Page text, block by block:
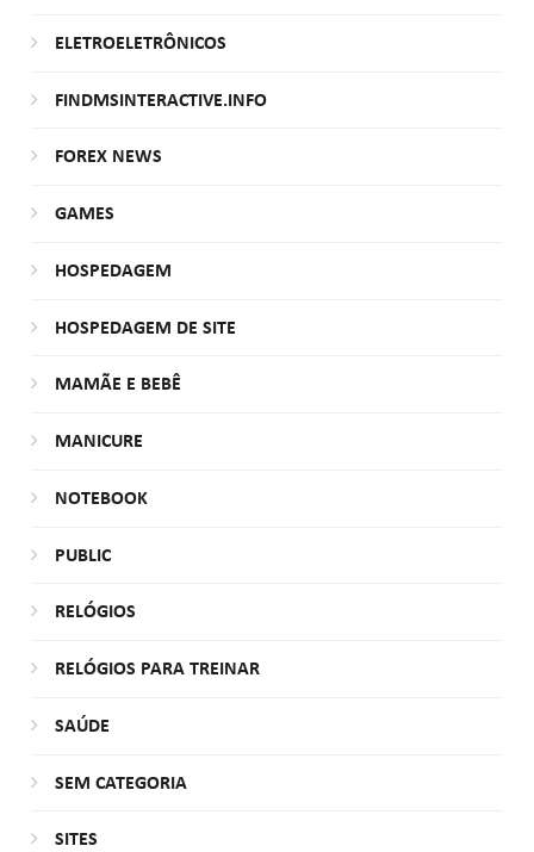
ELETROELETRÔNICOS
FINDMSINTERACTIVE.INFO
FOREX NEWS
GAMES
HOSPEDAGEM
HOSPEDAGEM DE SITE
MAMÃE E BEBÊ
MANICURE
NOTEBOOK
PUBLIC
RELÓGIOS
RELÓGIOS PARA TREINAR
SAÚDE
SEM CATEGORIA
SITES